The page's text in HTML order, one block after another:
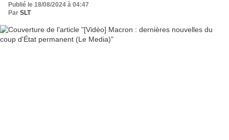
Publié le 18/08/2024 à 04:47
Par SLT